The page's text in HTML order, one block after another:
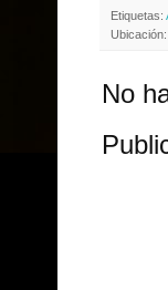
Etiquetas:
Ubicación:
No